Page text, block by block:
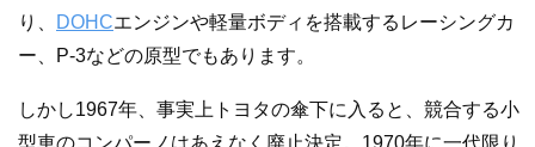
り、
DOHCエンジンや軽量ボディを搭載するレーシングカ
ー、P-3などの原型でもあります。
しかし1967年、事実上トヨタの傘下に入ると、競合する小